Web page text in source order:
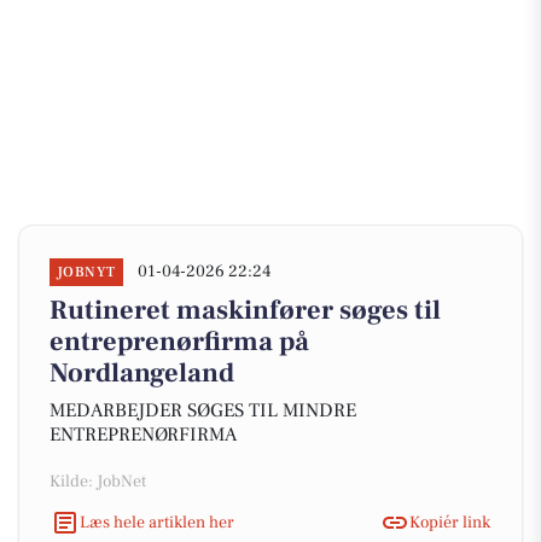
JOBNYT 01-04-2026 22:24
Rutineret maskinfører søges til
entreprenørfirma på
Nordlangeland
MEDARBEJDER SØGES TIL MINDRE
ENTREPRENØRFIRMA
Kilde: JobNet
Læs hele artiklen her
Kopiér link